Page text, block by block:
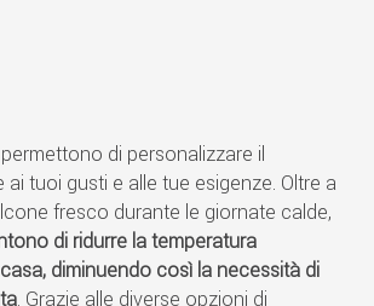
di personalizzare il
ai tuoi gusti e alle tue esigenze. Oltre a
fresco durante le giornate calde,
di ridurre la temperatura
diminuendo così la necessità di
. Grazie alle diverse opzioni di